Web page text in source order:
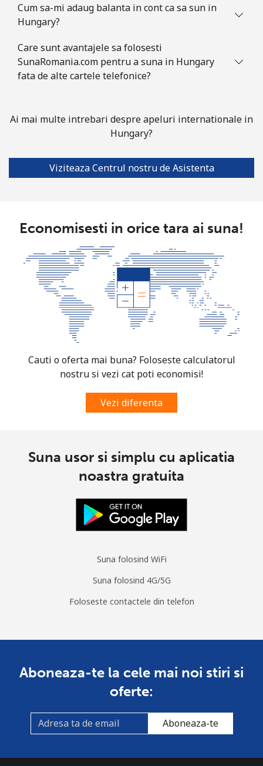
Cum sa-mi adaug balanta in cont ca sa sun in
Hungary?
Care sunt avantajele sa folosesti
SunaRomania.com pentru a suna in Hungary
fata de alte cartele telefonice?
Ai mai multe intrebari despre apeluri internationale in
Hungary?
Viziteaza Centrul nostru de Asistenta
Economisesti in orice tara ai suna!
Cauti o oferta mai buna? Foloseste calculatorul
nostru si vezi cat poti economisi!
Vezi diferenta
Suna usor si simplu cu aplicatia
noastra gratuita
Suna folosind WiFi
Suna folosind 4G/5G
Foloseste contactele din telefon
Aboneaza-te la cele mai noi stiri si
oferte:
Aboneaza-te